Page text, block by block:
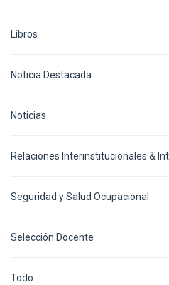
Libros
Noticia Destacada
Noticias
Relaciones Interinstitucionales &
Seguridad y Salud Ocupacional
Selección Docente
Todo